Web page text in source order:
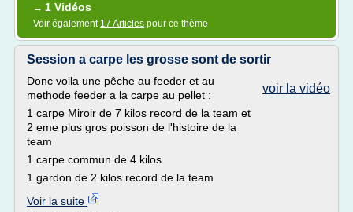
→ 1 Vidéos
Voir également 17 Articles pour ce thème
Session a carpe les grosse sont de sortir
voir la vidéo
Donc voila une pêche au feeder et au
methode feeder a la carpe au pellet :
1 carpe Miroir de 7 kilos record de la team et
2 eme plus gros poisson de l'histoire de la
team
1 carpe commun de 4 kilos
1 gardon de 2 kilos record de la team
Voir la suite